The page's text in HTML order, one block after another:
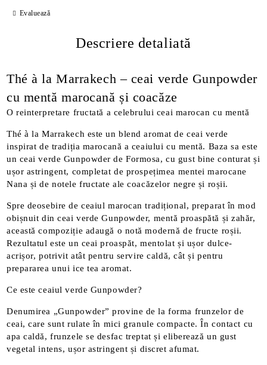
Evaluează
Descriere detaliată
Thé à la Marrakech – ceai verde Gunpowder
cu mentă marocană și coacăze
O reinterpretare fructată a celebrului ceai marocan cu mentă
Thé à la Marrakech este un blend aromat de ceai verde
inspirat de tradiția marocană a ceaiului cu mentă. Baza sa este
un ceai verde Gunpowder de Formosa, cu gust bine conturat și
ușor astringent, completat de prospețimea mentei marocane
Nana și de notele fructate ale coacăzelor negre și roșii.
Spre deosebire de ceaiul marocan tradițional, preparat în mod
obișnuit din ceai verde Gunpowder, mentă proaspătă și zahăr,
această compoziție adaugă o notă modernă de fructe roșii.
Rezultatul este un ceai proaspăt, mentolat și ușor dulce-
acrișor, potrivit atât pentru servire caldă, cât și pentru
prepararea unui ice tea aromat.
Ce este ceaiul verde Gunpowder?
Denumirea „Gunpowder” provine de la forma frunzelor de
ceai, care sunt rulate în mici granule compacte. În contact cu
apa caldă, frunzele se desfac treptat și eliberează un gust
vegetal intens, ușor astringent și discret afumat.